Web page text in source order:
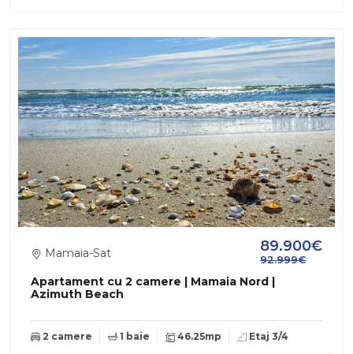
Apartament cu 2 camere | Mamaia Nord |
Azimuth Beach
Mamaia-Sat 89.900€
92.999€
2 camere 1 baie 46.25mp Etaj 3/4